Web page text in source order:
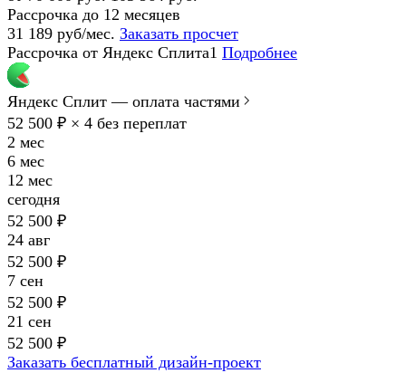
Рассрочка до 12 месяцев
31 189 руб/мес. Заказать просчет
Рассрочка от Яндекс Сплита1 Подробнее
Яндекс Сплит — оплата частями
52 500 ₽ × 4 без переплат
2 мес
6 мес
12 мес
сегодня
52 500 ₽
24 авг
52 500 ₽
7 сен
52 500 ₽
21 сен
52 500 ₽
Заказать бесплатный дизайн-проект